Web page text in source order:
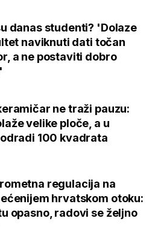
danas studenti? 'Dolaze
naviknuti dati točan
a ne postaviti dobro
ne traži pauzu:
velike ploče, a u
100 kvadrata
regulacija na
hrvatskom otoku:
opasno, radovi se željno